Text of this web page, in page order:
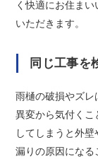
く快適にお住ま
いただきます。
同じ工事を
雨樋の破損やズ
異変から気付くこ
してしまうと外
漏りの原因になる